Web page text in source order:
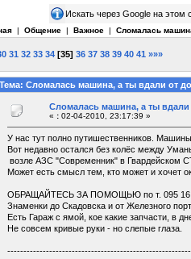
Искать через Google на этом
| Общение| Важное| Сломалась
31 32 33 34[35] 36 37 38 39 40 41 »»»
Тема: Сломалась машина, а ты вдали от
Сломалась машина, а ты
« :02-04-2010, 23:17:39 »
У нас тут полно путишественников.
Вот недавно остался без колёс между
возле АЗС "Современник" в Гвардейском
Может есть смысл тем, кто может и хочет
ОБРАЩАЙТЕСЬ ЗА ПОМОЩЬЮ по т. 095 16 6
Знаменки до Скадовска и от Железного
Есть Гараж с ямой, кое какие запчасти, в
Не совсем кривые руки - но слепые глаза.